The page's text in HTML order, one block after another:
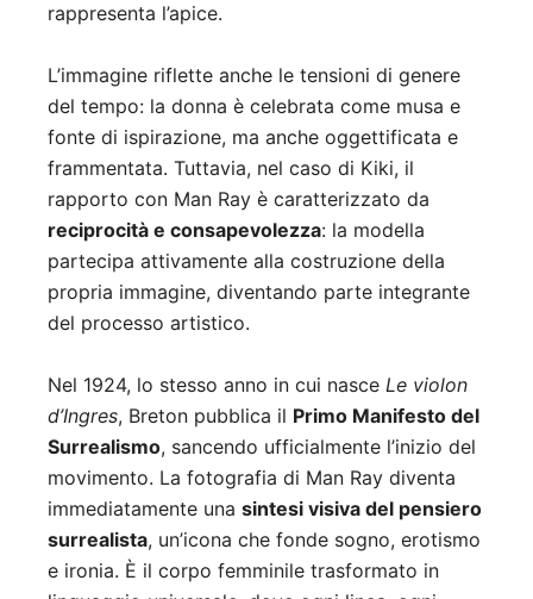
rappresenta l’apice.
L’immagine riflette anche le tensioni di genere
del tempo: la donna è celebrata come musa e
fonte di ispirazione, ma anche oggettificata e
frammentata. Tuttavia, nel caso di Kiki, il
rapporto con Man Ray è caratterizzato da
reciprocità e consapevolezza: la modella
partecipa attivamente alla costruzione della
propria immagine, diventando parte integrante
del processo artistico.
Nel 1924, lo stesso anno in cui nasce Le violon
d’Ingres, Breton pubblica il Primo Manifesto del
Surrealismo, sancendo ufficialmente l’inizio del
movimento. La fotografia di Man Ray diventa
immediatamente una sintesi visiva del pensiero
surrealista, un’icona che fonde sogno, erotismo
e ironia. È il corpo femminile trasformato in